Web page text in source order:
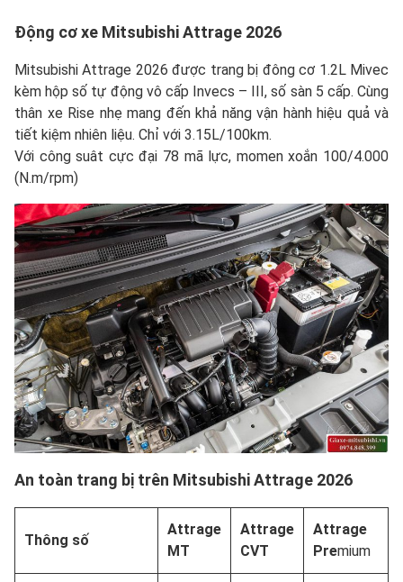
Động cơ xe Mitsubishi Attrage 2026
Mitsubishi Attrage 2026 được trang bị đông cơ 1.2L Mivec
kèm hộp số tự động vô cấp Invecs – III, số sàn 5 cấp. Cùng
thân xe Rise nhẹ mang đến khả năng vận hành hiệu quả và
tiết kiệm nhiên liệu. Chỉ với 3.15L/100km.
Với công suât cực đại 78 mã lực, momen xoắn 100/4.000
(N.m/rpm)
An toàn trang bị trên Mitsubishi Attrage 2026
Thông số
Attrage
MT
Attrage
CVT
Attrage
Premium